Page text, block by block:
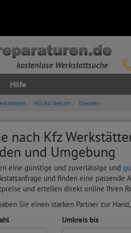
kostenlose Werkstattsuche
Hilfe
HU/AU Benzin Dresden
nach Kfz
und Umgebung
eine günstige und zuverlässige und
und finden eine
und erteilen direkt online Ihren
Sie einen starken Partner zur
Umkreis bis